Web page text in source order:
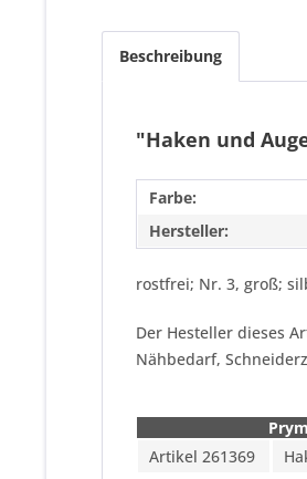
Beschreibung
"Haken und
Farbe:
Hersteller:
rostfrei; Nr. 3, groß;
Der Hesteller dieses
Nähbedarf,
Artikel 261369